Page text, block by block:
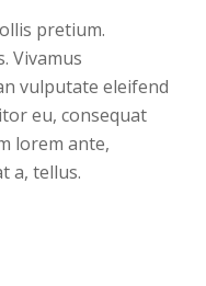
pretium.
Vivamus
vulputate eleifend
eu, consequat
lorem ante,
a, tellus.